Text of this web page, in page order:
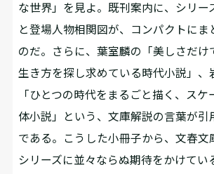
な世界」を見よ。既刊案内に、シリー
と登場人物相関図が、コンパクトにま
のだ。さらに、葉室麟の「美しさだけ
生き方を探し求めている時代小説」、
「ひとつの時代をまるごと描く、スケ
体小説」という、文庫解説の言葉が引
である。こうした小冊子から、文春文
シリーズに並々ならぬ期待をかけてい